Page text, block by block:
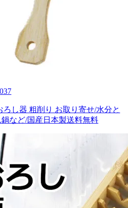
ろし器 粗削り お取り寄せ/水分と
など/国産日本製送料無料